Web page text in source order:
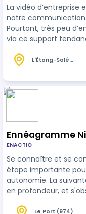
La vidéo d’entreprise
notre
Pourtant, très peu
via ce support
principalement par
des freelances. Le
compatible avec le
offre innovante qui…
L'Étang-Salé
Ennéagramme
ENACTIO
Se connaître et se
étape importante
autonomie. La suivante consiste à entrer en soi,
en profondeur, et
plan d'action qui
Le Port (974)